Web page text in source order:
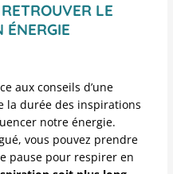
LE
ÉNERGIE
aux conseils d’une
la durée des inspirations
notre énergie.
vous pouvez prendre
pause pour respirer en